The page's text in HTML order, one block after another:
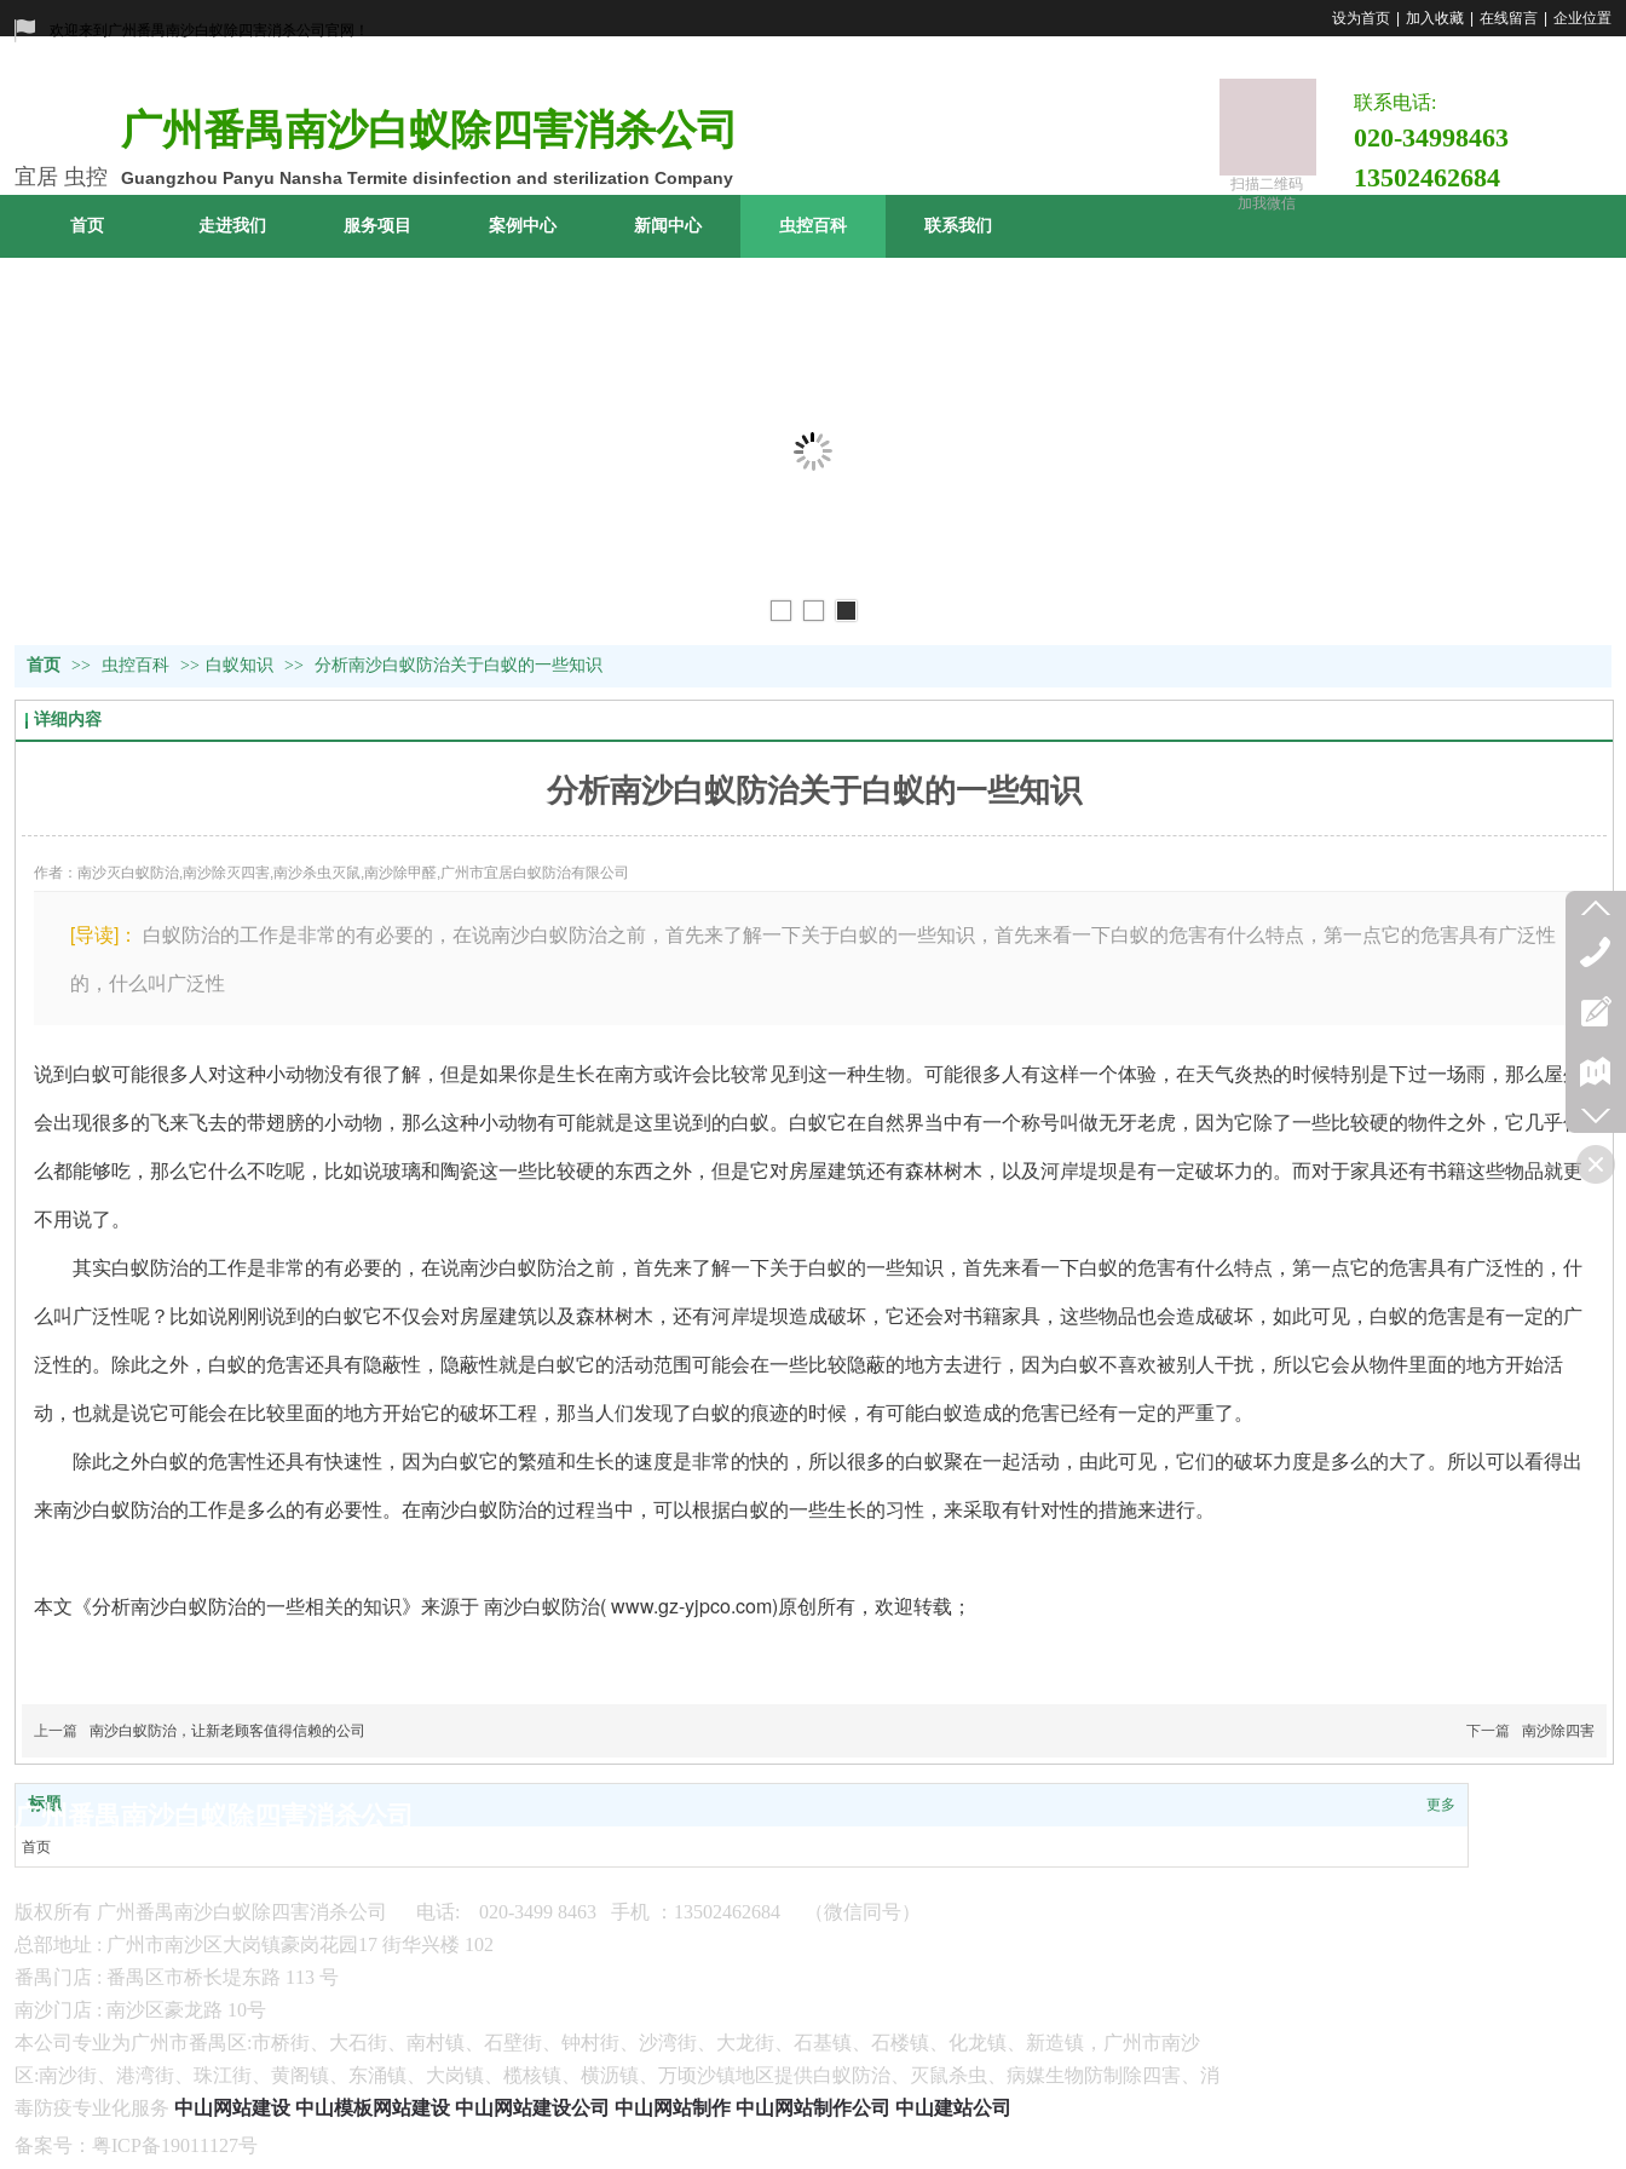
欢迎来到广州番禺南沙白蚁除四害消杀公司官网！
扫描二维码
加我微信
广州番禺南沙白蚁除四害消杀公司
Guangzhou Panyu Nansha Termite disinfection and sterilization Company
宜居 虫控
联系电话:
020-34998463
13502462684
设为首页 加入收藏 在线留言 企业位置
首页 走进我们 服务项目 案例中心 新闻中心 虫控百科 联系我们
首页 >> 虫控百科 >> 白蚁知识 >> 分析南沙白蚁防治关于白蚁的一些知识
详细内容
分析南沙白蚁防治关于白蚁的一些知识
作者：南沙灭白蚁防治,南沙除灭四害,南沙杀虫灭鼠,南沙除甲醛,广州市宜居白蚁防治有限公司
[导读]： 白蚁防治的工作是非常的有必要的，在说南沙白蚁防治之前，首先来了解一下关于白蚁的一些知识，首先来看一下白蚁的危害有什么特点，第一点它的危害具有广泛性
的，什么叫广泛性
说到白蚁可能很多人对这种小动物没有很了解，但是如果你是生长在南方或许会比较常见到这一种生物。可能很多人有这样一个体验，在天气炎热的时候特别是下过一场雨，那么屋外
会出现很多的飞来飞去的带翅膀的小动物，那么这种小动物有可能就是这里说到的白蚁。白蚁它在自然界当中有一个称号叫做无牙老虎，因为它除了一些比较硬的物件之外，它几乎什
么都能够吃，那么它什么不吃呢，比如说玻璃和陶瓷这一些比较硬的东西之外，但是它对房屋建筑还有森林树木，以及河岸堤坝是有一定破坏力的。而对于家具还有书籍这些物品就更
不用说了。
其实白蚁防治的工作是非常的有必要的，在说南沙白蚁防治之前，首先来了解一下关于白蚁的一些知识，首先来看一下白蚁的危害有什么特点，第一点它的危害具有广泛性的，什
么叫广泛性呢？比如说刚刚说到的白蚁它不仅会对房屋建筑以及森林树木，还有河岸堤坝造成破坏，它还会对书籍家具，这些物品也会造成破坏，如此可见，白蚁的危害是有一定的广
泛性的。除此之外，白蚁的危害还具有隐蔽性，隐蔽性就是白蚁它的活动范围可能会在一些比较隐蔽的地方去进行，因为白蚁不喜欢被别人干扰，所以它会从物件里面的地方开始活
动，也就是说它可能会在比较里面的地方开始它的破坏工程，那当人们发现了白蚁的痕迹的时候，有可能白蚁造成的危害已经有一定的严重了。
除此之外白蚁的危害性还具有快速性，因为白蚁它的繁殖和生长的速度是非常的快的，所以很多的白蚁聚在一起活动，由此可见，它们的破坏力度是多么的大了。所以可以看得出
来南沙白蚁防治的工作是多么的有必要性。在南沙白蚁防治的过程当中，可以根据白蚁的一些生长的习性，来采取有针对性的措施来进行。
本文《分析南沙白蚁防治的一些相关的知识》来源于南沙白蚁防治( www.gz-yjpco.com)原创所有，欢迎转载；
上一篇 南沙白蚁防治，让新老顾客值得信赖的公司 下一篇 南沙除四害
标题 更多
首页
服务项目
案例中心
联系我们
广州番禺南沙白蚁除四害消杀公司
版权所有 广州番禺南沙白蚁除四害消杀公司 电话: 020-3499 8463 手机 ：13502462684 （微信同号）
总部地址 : 广州市南沙区大岗镇豪岗花园17 街华兴楼 102
番禺门店 : 番禺区市桥长堤东路 113 号
南沙门店 : 南沙区豪龙路 10号
本公司专业为广州市番禺区:市桥街、大石街、南村镇、石壁街、钟村街、沙湾街、大龙街、石基镇、石楼镇、化龙镇、新造镇，广州市南沙
区:南沙街、港湾街、珠江街、黄阁镇、东涌镇、大岗镇、榄核镇、横沥镇、万顷沙镇地区提供白蚁防治、灭鼠杀虫、病媒生物防制除四害、消
毒防疫专业化服务 中山网站建设 中山模板网站建设 中山网站建设公司 中山网站制作 中山网站制作公司 中山建站公司
备案号 ： 粤ICP备19011127号